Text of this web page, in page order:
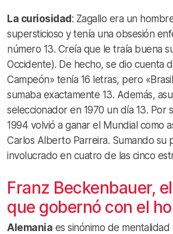
La curiosidad: Zagallo era un
supersticioso y tenía una obsesión
número 13. Creía que le traía buena
Occidente). De hecho, se dio cuenta
Campeón» tenía 16 letras, pero
sumaba exactamente 13. Además,
seleccionador en 1970 un día 13. Por
1994 volvió a ganar el Mundial como
Carlos Alberto Parreira. Sumando su
involucrado en cuatro de las cinco
Franz Beckenbauer,
que gobernó con el
Alemania es sinónimo de